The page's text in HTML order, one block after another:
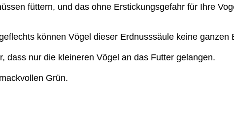
füttern, und das ohne Erstickungsgefahr für Ihre
können Vögel dieser Erdnusssäule keine ganzen
dass nur die kleineren Vögel an das Futter gelangen.
Grün.